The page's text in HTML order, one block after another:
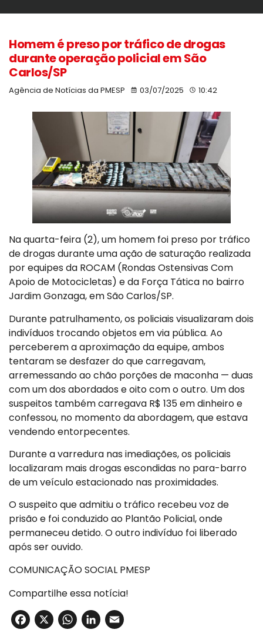
Homem é preso por tráfico de drogas
durante operação policial em São
Carlos/SP
Agência de Notícias da PMESP 03/07/2025 10:42
Na quarta-feira (2), um homem foi preso por tráfico
de drogas durante uma ação de saturação realizada
por equipes da ROCAM (Rondas Ostensivas Com
Apoio de Motocicletas) e da Força Tática no bairro
Jardim Gonzaga, em São Carlos/SP.
Durante patrulhamento, os policiais visualizaram dois
indivíduos trocando objetos em via pública. Ao
perceberem a aproximação da equipe, ambos
tentaram se desfazer do que carregavam,
arremessando ao chão porções de maconha — duas
com um dos abordados e oito com o outro. Um dos
suspeitos também carregava R$ 135 em dinheiro e
confessou, no momento da abordagem, que estava
vendendo entorpecentes.
Durante a varredura nas imediações, os policiais
localizaram mais drogas escondidas no para-barro
de um veículo estacionado nas proximidades.
O suspeito que admitiu o tráfico recebeu voz de
prisão e foi conduzido ao Plantão Policial, onde
permaneceu detido. O outro indivíduo foi liberado
após ser ouvido.
COMUNICAÇÃO SOCIAL PMESP
Compartilhe essa notícia!
Facebook
X WhatsApp
LinkedIn